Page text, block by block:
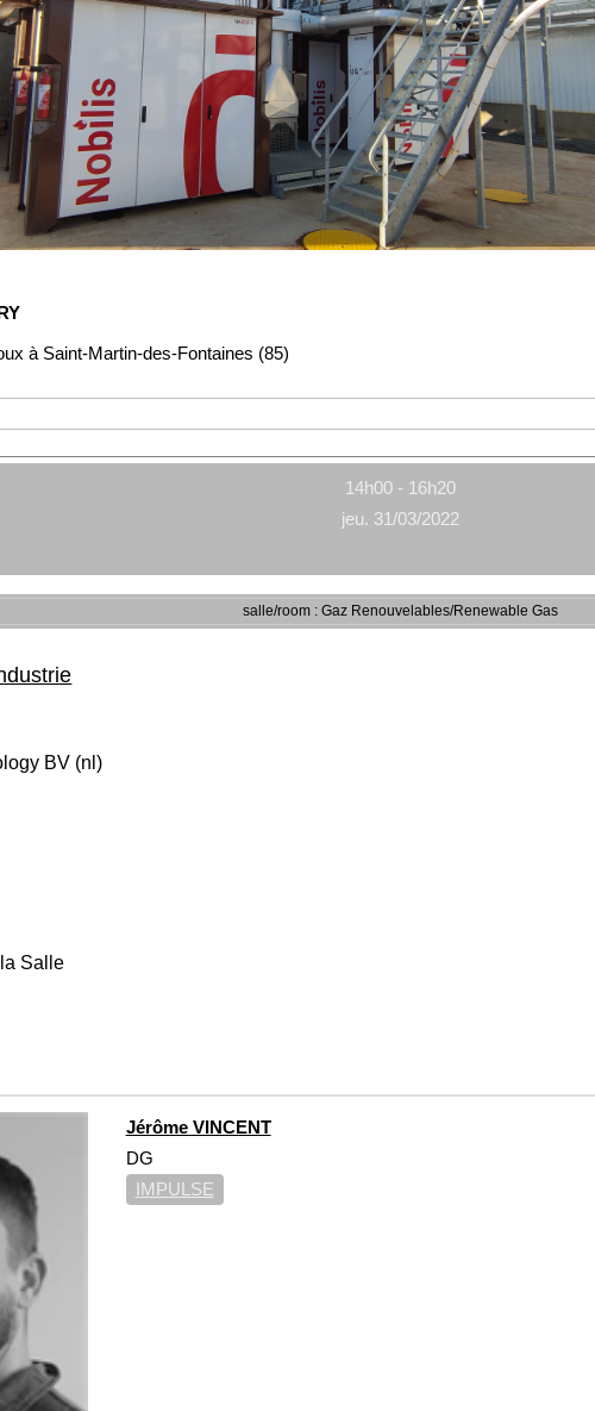
à Saint-Martin-des-Fontaines (85)
14h00 - 16h20
jeu. 31/03/2022
salle/room : Gaz Renouvelables/Renewable Gas
BV (nl)
Salle
Jérôme VINCENT
DG
IMPULSE